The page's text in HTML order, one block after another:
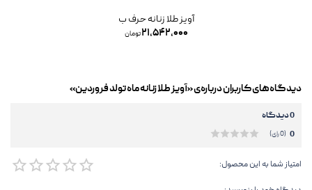
آویز طلا زنانه حرف ب
۲۱,۵۴۲,۰۰۰تومان
دیدگاه‌های کاربران درباره‌ی «آویز طلا زنانه ماه تولد فروردین»
0 دیدگاه
0 (0 رای)
امتیاز شما به این محصول: